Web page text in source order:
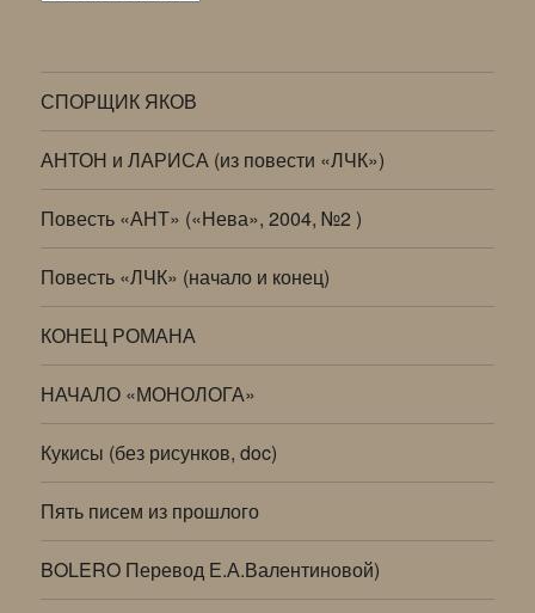
СПОРЩИК ЯКОВ
АНТОН и ЛАРИСА (из повести «ЛЧК»)
Повесть «АНТ» («Нева», 2004, №2 )
Повесть «ЛЧК» (начало и конец)
КОНЕЦ РОМАНА
НАЧАЛО «МОНОЛОГА»
Кукисы (без рисунков, doc)
Пять писем из прошлого
BOLERO Перевод Е.А.Валентиновой)